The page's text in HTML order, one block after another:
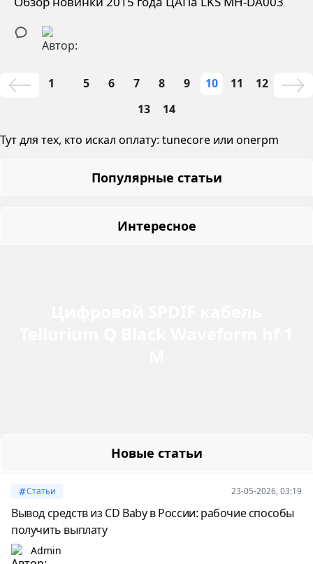
1 5 6 7 8 9 10 11
12
13
14
Тут для тех, кто искал оплату: tunecore или onerpm
Популярные статьи
Интересное
Новые статьи
Статьи 23-05-2026, 03:19
Вывод средств из CD Baby в России: рабочие способы
получить выплату
Admin